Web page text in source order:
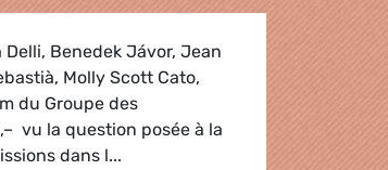
Benedek Jávor, Jean
Molly Scott Cato,
du Groupe des
vu la question posée à la
dans l...